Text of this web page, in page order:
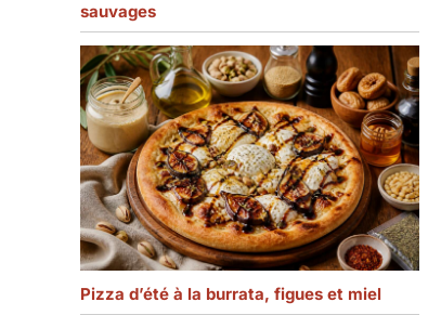
sauvages
Pizza d’été à la burrata, figues et miel